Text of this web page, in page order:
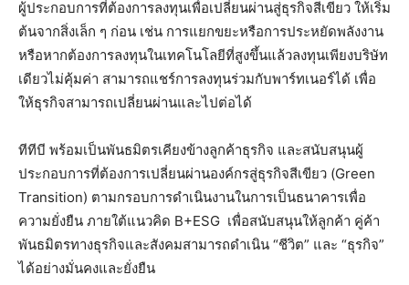
ผู้ประกอบการที่ต้องการลงทุนเพื่อเปลี่ยนผ่านสู่ธุรกิจสีเขียว ให้เริ่ม
ต้นจากสิ่งเล็ก ๆ ก่อน เช่น การแยกขยะหรือการประหยัดพลังงาน
หรือหากต้องการลงทุนในเทคโนโลยีที่สูงขึ้นแล้วลงทุนเพียงบริษัท
เดียวไม่คุ้มค่า สามารถแชร์การลงทุนร่วมกับพาร์ทเนอร์ได้ เพื่อ
ให้ธุรกิจสามารถเปลี่ยนผ่านและไปต่อได้
ทีทีบี พร้อมเป็นพันธมิตรเคียงข้างลูกค้าธุรกิจ และสนับสนุนผู้
ประกอบการที่ต้องการเปลี่ยนผ่านองค์กรสู่ธุรกิจสีเขียว (Green
Transition) ตามกรอบการดำเนินงานในการเป็นธนาคารเพื่อ
ความยั่งยืน ภายใต้แนวคิด B+ESG เพื่อสนับสนุนให้ลูกค้า คู่ค้า
พันธมิตรทางธุรกิจและสังคมสามารถดำเนิน “ชีวิต” และ “ธุรกิจ”
ได้อย่างมั่นคงและยั่งยืน